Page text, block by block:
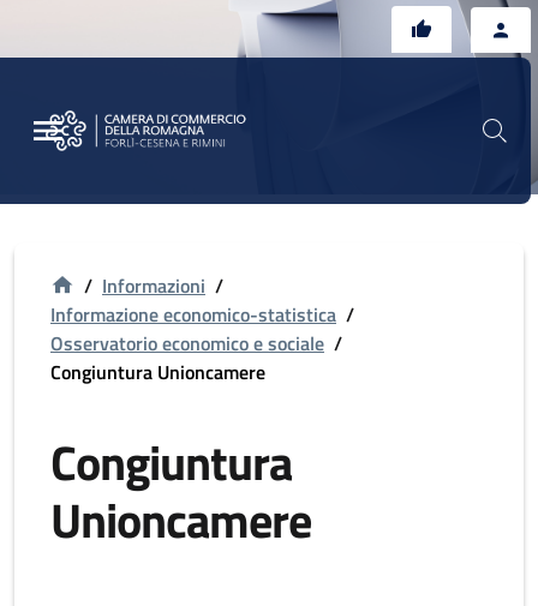
/ Informazioni /
Informazione economico-statistica /
Osservatorio economico e sociale /
Congiuntura Unioncamere
Congiuntura
Unioncamere